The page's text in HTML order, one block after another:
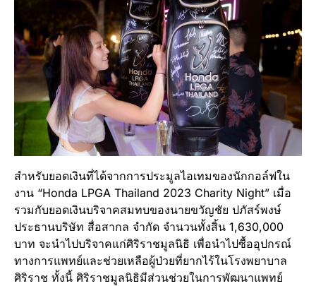
สำหรับยอดเงินที่ได้จากการประมูลไอเทมของนักกอล์ฟใน
งาน “Honda LPGA Thailand 2023 Charity Night” เมื่อ
รวมกับยอดเงินบริจาคสมทบของนายขวัญชัย ปภัสร์พงษ์
ประธานบริษัท สื่อสากล จำกัด จำนวนทั้งสิ้น 1,630,000
บาท จะนำไปบริจาคแก่ศิริราชมูลนิธิ เพื่อนำไปซื้ออุปกรณ์
ทางการแพทย์และช่วยเหลือผู้ป่วยที่ยากไร้ในโรงพยาบาล
ศิริราช ทั้งนี้ ศิริราชมูลนิธิมีส่วนช่วยในการพัฒนาแพทย์